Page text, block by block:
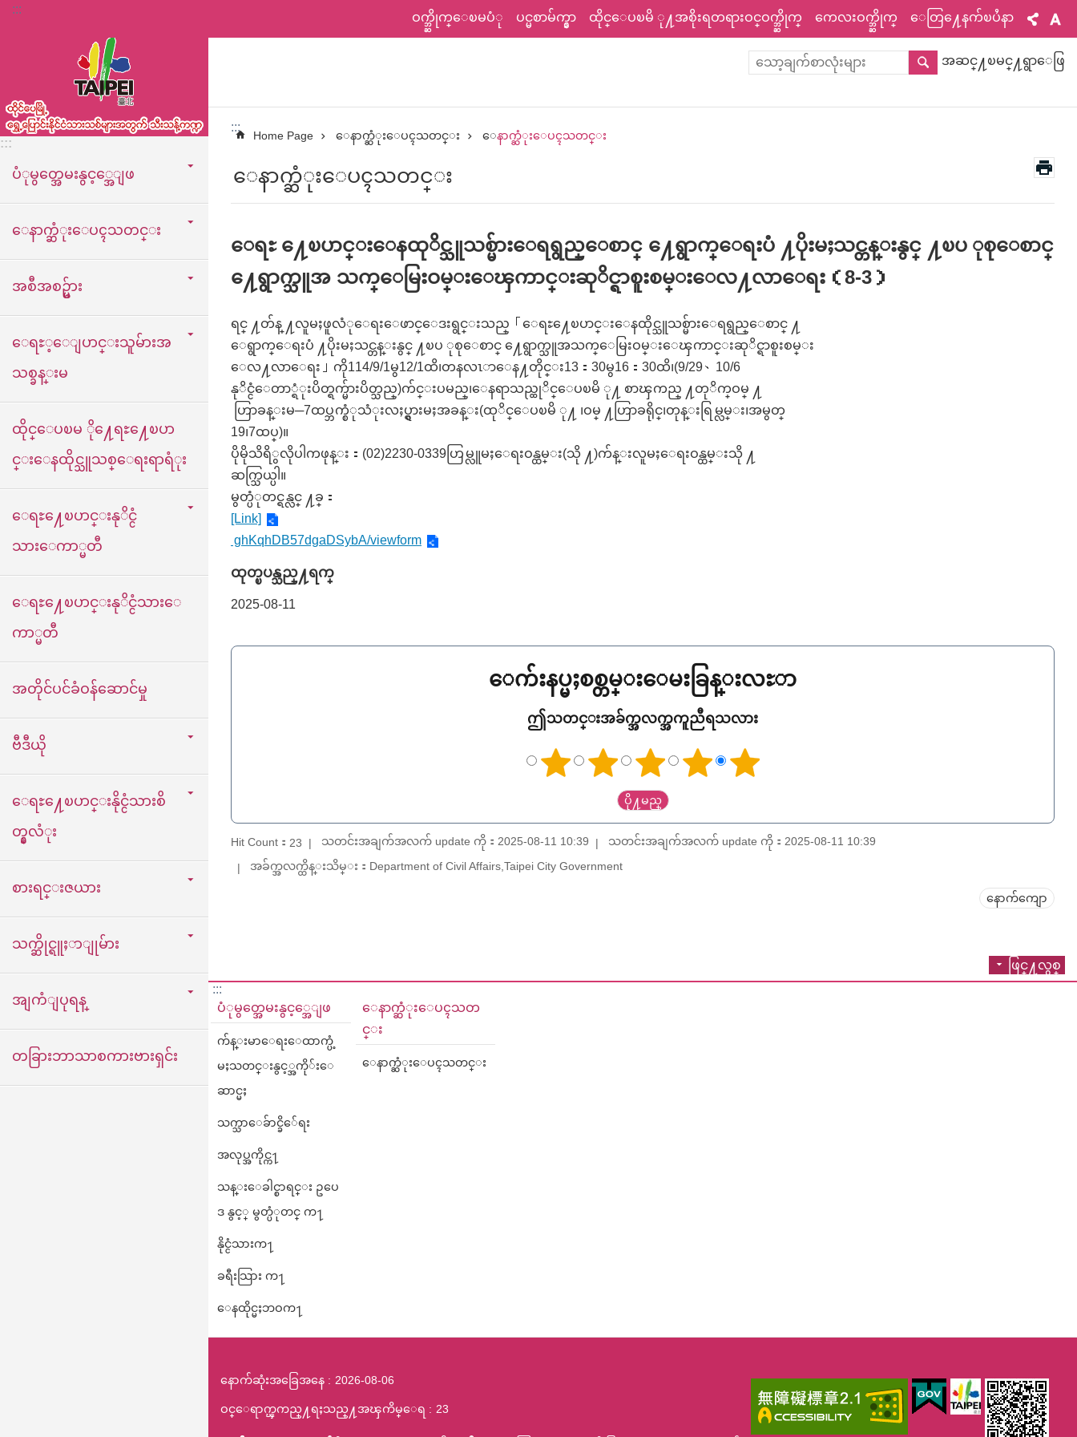
:::
ဝက္ဘ္ဆိုက္ေၿမပံု ပင္မစာမ်က္နွာ ထိုင္ေပၿမိ ု႔အစိုးရတရားဝင္ဝက္ဘ္ဆိုက္ ကေလးဝက္ဘ္ဆိုက္ ေတြ႔ေနက်ၿပႆနာ
:::
ပံုမွတ္အေမးနွင့္အေျဖ
ေနာက္ဆံုးေပၚသတင္း
အစီအစဥ္မ်ား
ေရႊ့ေျပာင္းသူမ်ားအ
သစ္ခန္းမ
ထိုင္ေပၿမ ို႔ေရႊ႔ေၿပာ
င္းေနထိုင္သူသစ္ေရးရာရံုး
ေရႊ႔ေၿပာင္းနုိင္ငံ
သားေကာ္မတီ
ေရႊ႔ေၿပာင္းနုိင္ငံသားေ
ကာ္မတီ
အတိုင်ပင်ခံဝန်ဆောင်မှု
ဗီဒီယို
ေရႊ႔ေၿပာင္းနိုင္ငံသားစိ
တ္နွလံုး
စားရင္းဇယား
သက္ဆိုင္ရူႈာျုမ်ား
အျကံျပုရန္
တခြားဘာသာစကားဗားရှင်း
အဆင္႔ၿမင္႔ရွာေဖြ
:::
Home Page ေနာက္ဆံုးေပၚသတင္း ေနာက္ဆံုးေပၚသတင္း
ေနာက္ဆံုးေပၚသတင္း
ေရႊ ႔ေၿပာင္းေနထုိင္သူသစ္မ်ားေရရွည္ေစာင္ ႔ေရွာက္ေရးပံ ႔ပိုးမႈသင္တန္းနွင္ ႔ၿပ ုစုေစာင္
႔ေရွာက္သူအ သက္ေမြးဝမ္းေၾကာင္းဆုိင္ရာစူးစမ္းေလ႔လာေရး（8-3）
ရင္ ႔တ်န္ ႔လူမႈဖူလံုေရးေဖာင္ေဒးရွင္းသည္「ေရႊ႔ေၿပာင္းေနထိုင္သူသစ္မ်ားေရရွည္ေစာင္ ႔
ေရွာက္ေရးပံ ႔ပိုးမႈသင္တန္းနွင္ ႔ၿပ ုစုေစာင္ ႔ေရွာက္သူအသက္ေမြးဝမ္းေၾကာင္းဆုိင္ရာစူးစမ္း
ေလ႔လာေရး」ကို114/9/1မွ12/1ထိ၊တနလၤာေန႔တိုင္း13：30မွ16：30ထိ၊(9/29、10/6
နုိင္ငံေတာ္ရံုးပိတ္ရက္မ်ားပိတ္သည္)က်င္းပမည္၊ေနရာသည္ထုိင္ေပၿမိ ု႔ စာၾကည္ ႔တုိက္ဝမ္ ႔
ဟြာခန္းမ─7ထပ္ဘက္စံုသံုးလႈပ္ရွားမႈအခန္း(ထုိင္ေပၿမိ ု႔ ၊ဝမ္ ႔ဟြာခရိုင္၊တုန္းရြမ္လမ္း၊အမွတ္
19၊7ထပ္)။
ပိုမိုသိရိွလိုပါကဖုန္း：(02)2230-0339ဟြမ္လူမႈေရးဝန္ထမ္း(သို ႔)က်န္းလူမႈေရးဝန္ထမ္းသို ႔
ဆက္သြယ္ပါ။
မွတ္ပံုတင္ရန္လင္ ႔ခ္：
[Link]
ghKqhDB57dgaDSybA/viewform
ထုတ္ၿပန္သည္႔ရက္
2025-08-11
ေက်းနပ္မႈစစ္တမ္းေမးခြန္းလႊာ
ဤသတင္းအခ်က္အလက္အကူညီရသလား
Hit Count： 23 သတင်းအချက်အလက် update ကို：2025-08-11 10:39
သတင်းအချက်အလက် update ကို：2025-08-11 10:39
အခ်က္အလက္ထိန္းသိမ္း：Department of Civil Affairs,Taipei City Government
နောက်ကျော
ဖြင္႔လွစ္
:::
ပံုမွတ္အေမးနွင့္အေျဖ
က်န္းမာေရးေထာက္ပံ့
မႈသတင္းနွင့္အကို်းေ
ဆာင္မႈ
သက္သာေခ်ာင္ခိ်ေရး
အလုပ္အကိုင္က႑
သန္းေခါင္စာရင္း ဥပေ
ဒ နွင့္ မွတ္ပံုတင္ က႑
နိုင္ငံသားက႑
ခရီးသြား က႑
ေနထိုင္မႈဘဝက႑
ေနာက္ဆံုးေပၚသတ
င္း
ေနာက္ဆံုးေပၚသတင္း
နောက်ဆုံးအခြေအနေ 2026-08-06
ဝင္ေရာက္ၾကည္႔ရႈသည္႔အၾကိမ္ေရ 23